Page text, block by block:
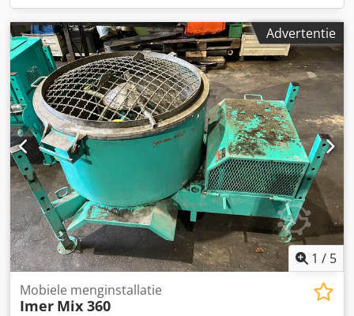
Advertentie
1 / 5
Mobiele menginstallatie
Imer Mix 360